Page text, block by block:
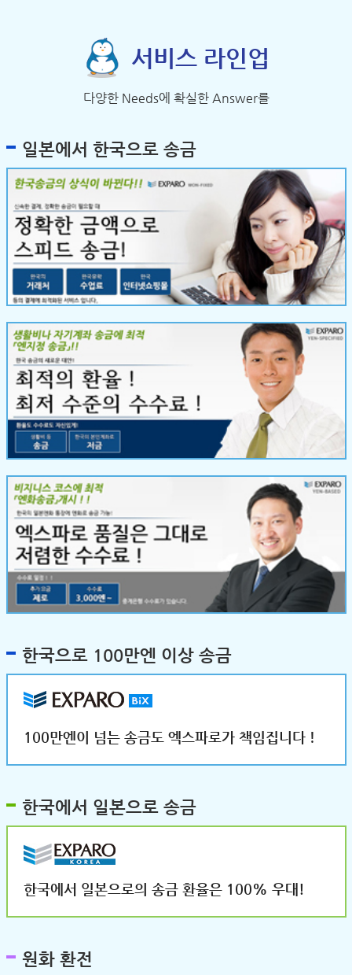
서비스 라인업
다양한 Needs에 확실한 Answer를
일본에서 한국으로 송금
한국으로 100만엔 이상 송금
100만엔이 넘는 송금도 엑스파로가 책임집니다！
한국에서 일본으로 송금
한국에서 일본으로의 송금 환율은 100% 우대!
원화 환전